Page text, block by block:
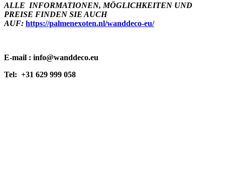
ALLE INFORMATIONEN, MÖGLICHKEITEN UND
PREISE FINDEN SIE AUCH
AUF: https://palmenexoten.nl/wanddeco-eu/
E-mail : info@wanddeco.eu
Tel: +31 629 999 058